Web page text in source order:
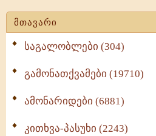
მთავარი
საგალობლები (304)
გამონათქვამები (19710)
ამონარიდები (6881)
კითხვა-პასუხი (2243)